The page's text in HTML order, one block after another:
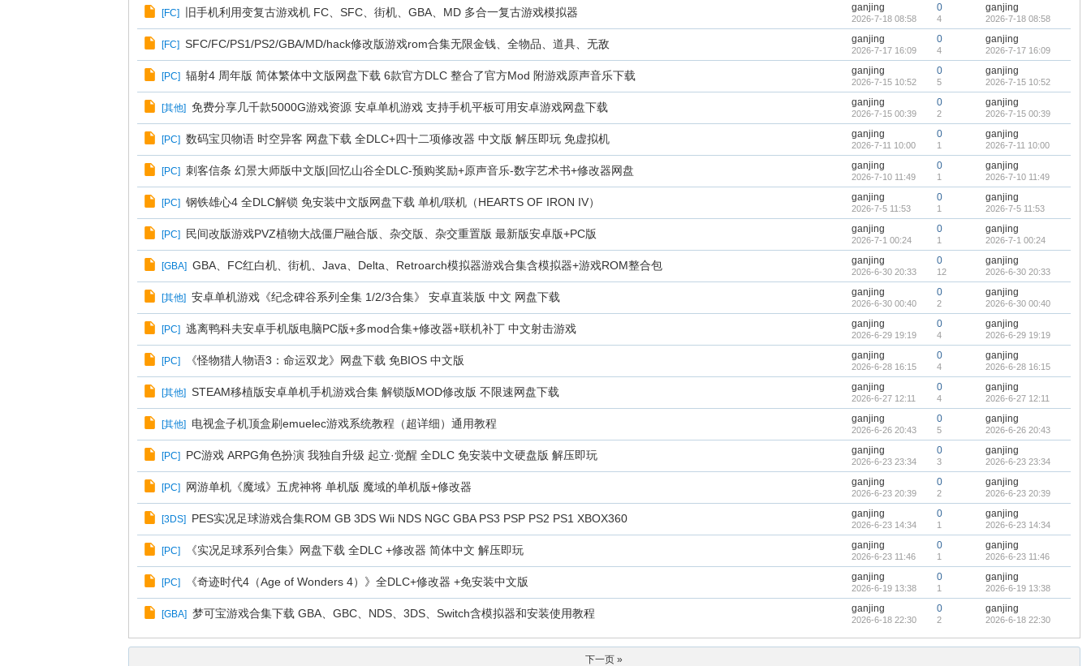
[FC] 旧手机利用变复古游戏机 FC、SFC、街机、GBA、MD 多合一复古游戏模拟器 ganjing
2026-7-18 08:58
0
4
ganjing
2026-7-18 08:58
[FC] SFC/FC/PS1/PS2/GBA/MD/hack修改版游戏rom合集无限金钱、全物品、道具、无敌 ganjing
2026-7-17 16:09
0
4
ganjing
2026-7-17 16:09
[PC] 辐射4 周年版 简体繁体中文版网盘下载 6款官方DLC 整合了官方Mod 附游戏原声音乐下载 ganjing
2026-7-15 10:52
0
5
ganjing
2026-7-15 10:52
[其他] 免费分享几千款5000G游戏资源 安卓单机游戏 支持手机平板可用安卓游戏网盘下载 ganjing
2026-7-15 00:39
0
2
ganjing
2026-7-15 00:39
[PC] 数码宝贝物语 时空异客 网盘下载 全DLC+四十二项修改器 中文版 解压即玩 免虚拟机 ganjing
2026-7-11 10:00
0
1
ganjing
2026-7-11 10:00
[PC] 刺客信条 幻景大师版中文版|回忆山谷全DLC-预购奖励+原声音乐-数字艺术书+修改器网盘 ganjing
2026-7-10 11:49
0
1
ganjing
2026-7-10 11:49
[PC] 钢铁雄心4 全DLC解锁 免安装中文版网盘下载 单机/联机（HEARTS OF IRON IV） ganjing
2026-7-5 11:53
0
1
ganjing
2026-7-5 11:53
[PC] 民间改版游戏PVZ植物大战僵尸融合版、杂交版、杂交重置版 最新版安卓版+PC版 ganjing
2026-7-1 00:24
0
1
ganjing
2026-7-1 00:24
[GBA] GBA、FC红白机、街机、Java、Delta、Retroarch模拟器游戏合集含模拟器+游戏ROM整合包 ganjing
2026-6-30 20:33
0
12
ganjing
2026-6-30 20:33
[其他] 安卓单机游戏《纪念碑谷系列全集 1/2/3合集》 安卓直装版 中文 网盘下载 ganjing
2026-6-30 00:40
0
2
ganjing
2026-6-30 00:40
[PC] 逃离鸭科夫安卓手机版电脑PC版+多mod合集+修改器+联机补丁 中文射击游戏 ganjing
2026-6-29 19:19
0
4
ganjing
2026-6-29 19:19
[PC] 《怪物猎人物语3：命运双龙》网盘下载 免BIOS 中文版 ganjing
2026-6-28 16:15
0
4
ganjing
2026-6-28 16:15
[其他] STEAM移植版安卓单机手机游戏合集 解锁版MOD修改版 不限速网盘下载 ganjing
2026-6-27 12:11
0
4
ganjing
2026-6-27 12:11
[其他] 电视盒子机顶盒刷emuelec游戏系统教程（超详细）通用教程 ganjing
2026-6-26 20:43
0
5
ganjing
2026-6-26 20:43
[PC] PC游戏 ARPG角色扮演 我独自升级 起立·觉醒 全DLC 免安装中文硬盘版 解压即玩 ganjing
2026-6-23 23:34
0
3
ganjing
2026-6-23 23:34
[PC] 网游单机《魔域》五虎神将 单机版 魔域的单机版+修改器 ganjing
2026-6-23 20:39
0
2
ganjing
2026-6-23 20:39
[3DS] PES实况足球游戏合集ROM GB 3DS Wii NDS NGC GBA PS3 PSP PS2 PS1 XBOX360 ganjing
2026-6-23 14:34
0
1
ganjing
2026-6-23 14:34
[PC] 《实况足球系列合集》网盘下载 全DLC +修改器 简体中文 解压即玩 ganjing
2026-6-23 11:46
0
1
ganjing
2026-6-23 11:46
[PC] 《奇迹时代4（Age of Wonders 4）》全DLC+修改器 +免安装中文版 ganjing
2026-6-19 13:38
0
1
ganjing
2026-6-19 13:38
[GBA] 梦可宝游戏合集下载 GBA、GBC、NDS、3DS、Switch含模拟器和安装使用教程 ganjing
2026-6-18 22:30
0
2
ganjing
2026-6-18 22:30
下一页 »